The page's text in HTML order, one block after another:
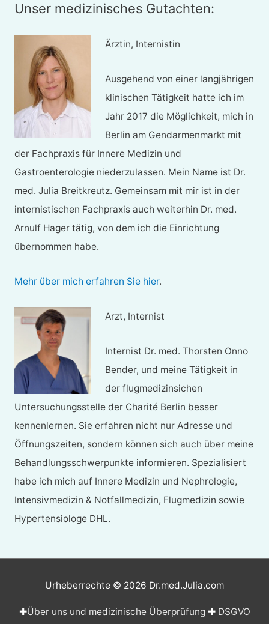
Unser medizinisches Gutachten:
Ärztin, Internistin
Ausgehend von einer langjährigen
klinischen Tätigkeit hatte ich im
Jahr 2017 die Möglichkeit, mich in
Berlin am Gendarmenmarkt mit
der Fachpraxis für Innere Medizin und
Gastroenterologie niederzulassen. Mein Name ist Dr.
med. Julia Breitkreutz. Gemeinsam mit mir ist in der
internistischen Fachpraxis auch weiterhin Dr. med.
Arnulf Hager tätig, von dem ich die Einrichtung
übernommen habe.
Mehr über mich erfahren Sie hier.
Arzt, Internist
Internist Dr. med. Thorsten Onno
Bender, und meine Tätigkeit in
der flugmedizinsichen
Untersuchungsstelle der Charité Berlin besser
kennenlernen. Sie erfahren nicht nur Adresse und
Öffnungszeiten, sondern können sich auch über meine
Behandlungsschwerpunkte informieren. Spezialisiert
habe ich mich auf Innere Medizin und Nephrologie,
Intensivmedizin & Notfallmedizin, Flugmedizin sowie
Hypertensiologe DHL.
Urheberrechte © 2026 Dr.med.Julia.com
✚Über uns und medizinische Überprüfung✚ DSGVO